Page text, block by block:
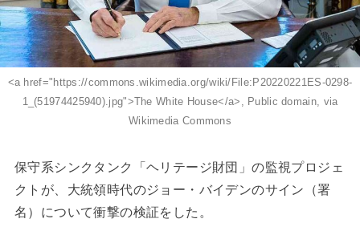
<a href="https://commons.wikimedia.org/wiki/File:P20220221ES-0298-
1_(51974425940).jpg">The White House</a>, Public domain, via
Wikimedia Commons
保守系シンクタンク「ヘリテージ財団」の監視プロジェ
クトが、大統領時代のジョー・バイデンのサイン（署
名）について衝撃の検証をした。